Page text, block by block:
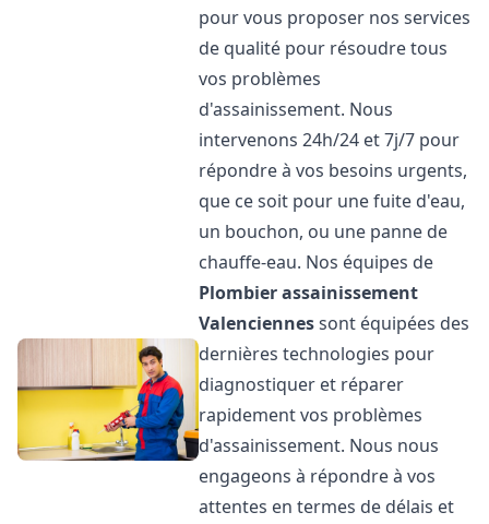
pour vous proposer nos services
de qualité pour résoudre tous
vos problèmes
d'assainissement. Nous
intervenons 24h/24 et 7j/7 pour
répondre à vos besoins urgents,
que ce soit pour une fuite d'eau,
un bouchon, ou une panne de
chauffe-eau. Nos équipes de
Plombier assainissement
Valenciennessont équipées des
dernières technologies pour
diagnostiquer et réparer
rapidement vos problèmes
d'assainissement. Nous nous
engageons à répondre à vos
attentes en termes de délais et